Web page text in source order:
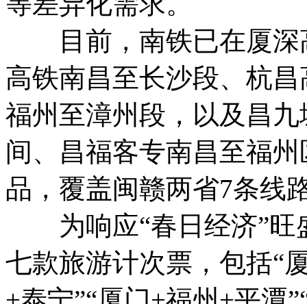
目前，南铁已在厦深
高铁南昌至长沙段、杭
福州至漳州段，以及昌
间、昌福客专南昌至福
品，覆盖闽赣两省7条线
为响应“春日经济”旺
七款旅游计次票，包括“